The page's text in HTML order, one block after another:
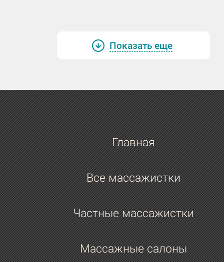
Показать еще
Главная
Все массажистки
Частные массажистки
Массажные салоны